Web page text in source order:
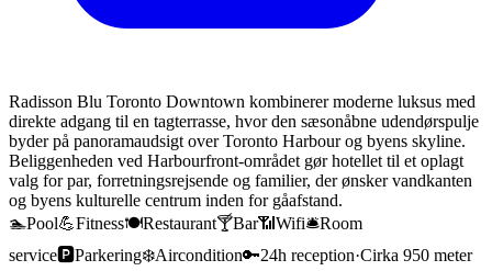
Radisson Blu Toronto Downtown kombinerer moderne luksus med
direkte adgang til en tagterrasse, hvor den sæsonåbne udendørspulje
byder på panoramaudsigt over Toronto Harbour og byens skyline.
Beliggenheden ved Harbourfront-området gør hotellet til et oplagt
valg for par, forretningsrejsende og familier, der ønsker vandkanten
og byens kulturelle centrum inden for gåafstand.
🏊Pool💪Fitness🍽️Restaurant🍸Bar📶 Wifi🛎️Room
service🅿️Parkering❄️Aircondition🔑24h reception·Cirka 950 meter